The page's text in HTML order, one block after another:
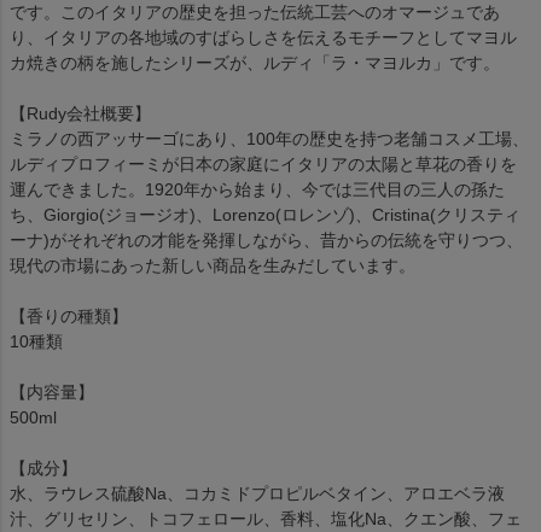
です。このイタリアの歴史を担った伝統工芸へのオマージュであ
り、イタリアの各地域のすばらしさを伝えるモチーフとしてマヨル
カ焼きの柄を施したシリーズが、ルディ「ラ・マヨルカ」です。
【Rudy会社概要】
ミラノの西アッサーゴにあり、100年の歴史を持つ老舗コスメ工場、
ルディプロフィーミが日本の家庭にイタリアの太陽と草花の香りを
運んできました。1920年から始まり、今では三代目の三人の孫た
ち、Giorgio(ジョージオ)、Lorenzo(ロレンゾ)、Cristina(クリスティ
ーナ)がそれぞれの才能を発揮しながら、昔からの伝統を守りつつ、
現代の市場にあった新しい商品を生みだしています。
【香りの種類】
10種類
【内容量】
500ml
【成分】
水、ラウレス硫酸Na、コカミドプロピルベタイン、アロエベラ液
汁、グリセリン、トコフェロール、香料、塩化Na、クエン酸、フェ